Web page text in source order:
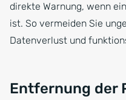
direkte Warnung, wenn
ist. So vermeiden Sie
Datenverlust und
Entfernung der